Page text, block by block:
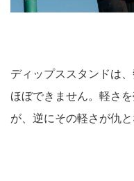
ディップススタンドは
ほぼできません。軽さ
が、逆にその軽さが仇